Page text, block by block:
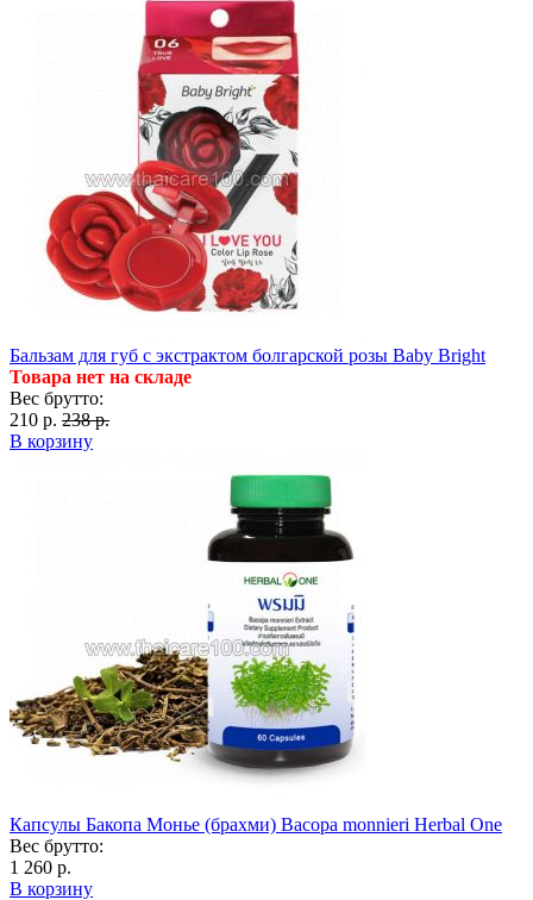
Бальзам для губ с экстрактом болгарской розы Baby Bright
Товара нет на складе
Вес брутто:
210 р. 238 р.
В корзину
Капсулы Бакопа Монье (брахми) Bacopa monnieri Herbal One
Вес брутто:
1 260 р.
В корзину